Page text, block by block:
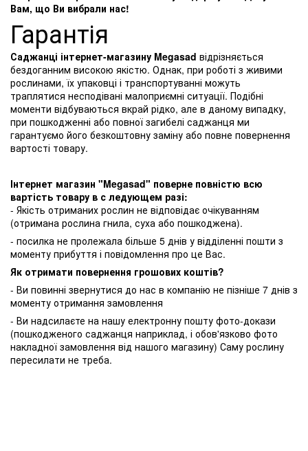
Вам, що Ви вибрали нас!
Гарантія
Саджанці інтернет-магазину Megasad відрізняється
бездоганним високою якістю. Однак, при роботі з живими
рослинами, їх упаковці і транспортуванні можуть
траплятися несподівані малоприємні ситуації. Подібні
моменти відбуваються вкрай рідко, але в даному випадку,
при пошкодженні або повної загибелі саджанця ми
гарантуємо його безкоштовну заміну або повне повернення
вартості товару.
Інтернет магазин "Megasad" поверне повністю всю
вартість товару в с ледующем разі:
- Якість отриманих рослин не відповідає очікуванням
(отримана рослина гнила, суха або пошкоджена).
- посилка не пролежала більше 5 днів у відділенні пошти з
моменту прибуття і повідомлення про це Вас.
Як отримати повернення грошових коштів?
- Ви повинні звернутися до нас в компанію не пізніше 7 днів з
моменту отримання замовлення
- Ви надсилаєте на нашу електронну пошту фото-докази
(пошкодженого саджанця наприклад, і обов'язково фото
накладної замовлення від нашого магазину) Саму рослину
пересилати не треба.